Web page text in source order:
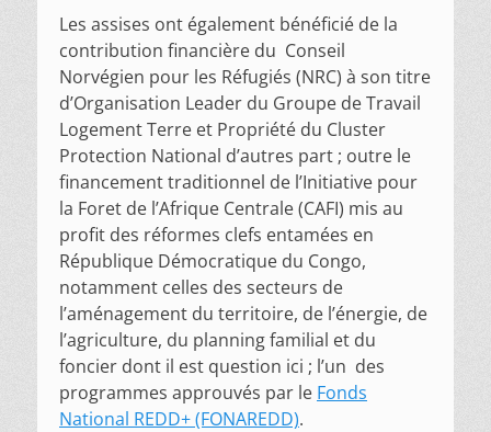
Les assises ont également bénéficié de la
contribution financière du Conseil
Norvégien pour les Réfugiés (NRC) à son titre
d’Organisation Leader du Groupe de Travail
Logement Terre et Propriété du Cluster
Protection National d’autres part ; outre le
financement traditionnel de l’Initiative pour
la Foret de l’Afrique Centrale (CAFI) mis au
profit des réformes clefs entamées en
République Démocratique du Congo,
notamment celles des secteurs de
l’aménagement du territoire, de l’énergie, de
l’agriculture, du planning familial et du
foncier dont il est question ici ; l’un des
programmes approuvés par le Fonds
National REDD+ (FONAREDD).